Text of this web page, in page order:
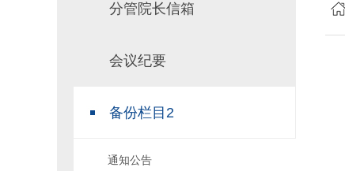
分管院长信箱
会议纪要
备份栏目2
通知公告